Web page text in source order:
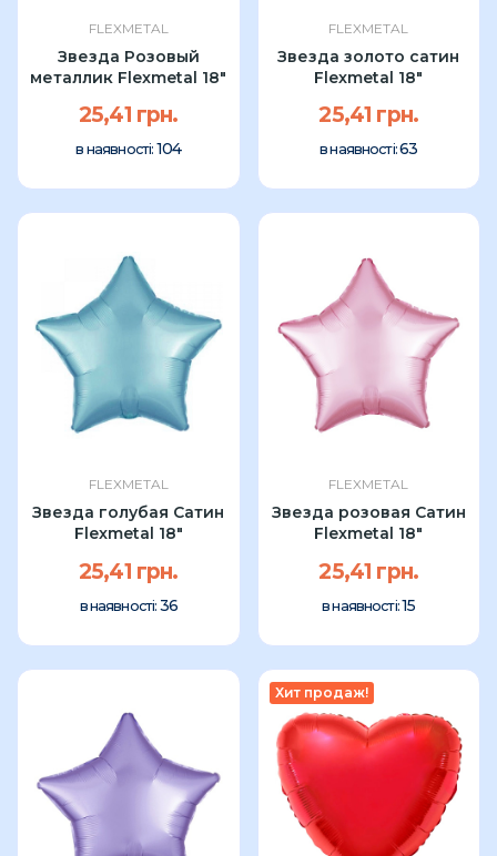
FLEXMETAL
Звезда Розовый
металлик Flexmetal 18"
25,41 грн.
в наявності: 104
FLEXMETAL
Звезда золото сатин
Flexmetal 18"
25,41 грн.
в наявності:63
FLEXMETAL
Звезда голубая Сатин
Flexmetal 18"
25,41 грн.
в наявності: 36
FLEXMETAL
Звезда розовая Сатин
Flexmetal 18"
25,41 грн.
в наявності:15
Хит продаж!